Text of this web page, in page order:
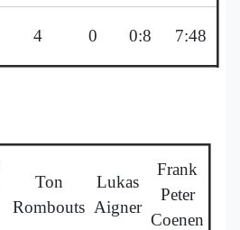
4 0 0:8 7:48
Ton
Rombouts
Lukas
Aigner
Frank
Peter
Coenen